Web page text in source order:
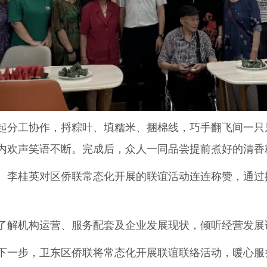
协作，捋粽叶、填糯米、捆棉线，巧手翻飞间一只
声笑语不断。完成后，众人一同品尝提前煮好的清
英对区侨联常态化开展的联谊活动连连称赞，通过
构运营、服务配套及企业发展现状，倾听经营发展
，卫东区侨联将常态化开展联谊联络活动，暖心服